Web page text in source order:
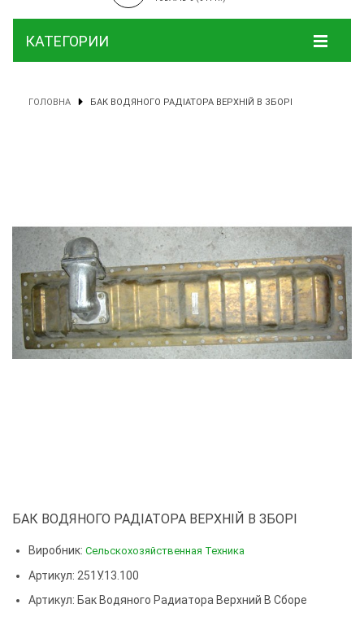
КАТЕГОРИИ
ГОЛОВНА БАК ВОДЯНОГО РАДІАТОРА ВЕРХНІЙ В ЗБОРІ
БАК ВОДЯНОГО РАДІАТОРА ВЕРХНІЙ В ЗБОРІ
Виробник: Сельскохозяйственная Техника
Артикул: 251У.13.100
Артикул: Бак Водяного Радиатора Верхний В Сборе